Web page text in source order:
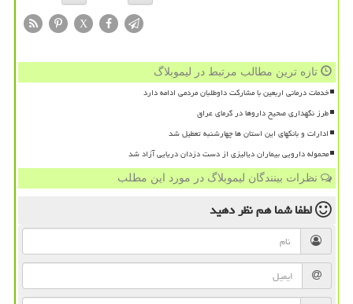
X
تازه ترین مطالب مرتبط در لیموبلاگ
خدمات درمانی اربعین با مشارکت داوطلبان مردمی ادامه دارد
طرز نگهداری صحیح داروها در گرمای عراق
ادارات و بانکهای این استان ها چهارشنبه تعطیل شد
محموله دارویی بیماران دیالیزی از دست دزدان دریایی آزاد شد
نظرات بینندگان لیموبلاگ در مورد این مطلب
لطفا شما همنظر دهید